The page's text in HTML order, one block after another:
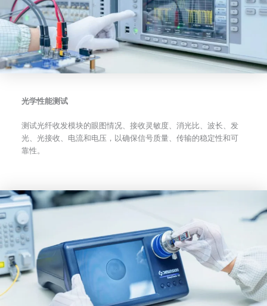
光学性能测试
测试光纤收发模块的眼图情况、接收灵敏度、消光比、波长、发
光、光接收、电流和电压，以确保信号质量、传输的稳定性和可
靠性。